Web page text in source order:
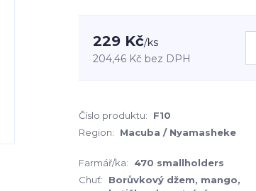
229 Kč/ks
204,46 Kč bez DPH
Číslo produktu: F10
Region:
Macuba / Nyamasheke
Farmář/ka:
470 smallholders
Chuť:
Borůvkový džem, mango,